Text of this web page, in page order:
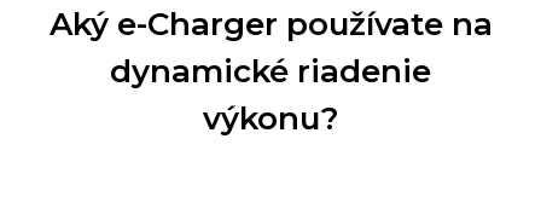
Aký e-Charger používate na
dynamické riadenie
výkonu?